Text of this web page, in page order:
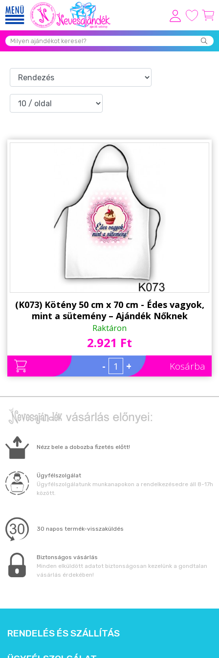
Viszonteladóknak
Grill Party Kellékek ❤️
Egyedi Ajándékok Rendelés
Vicces Pólók
Budapest Ajándéktárgyak
Szülinapi ajándékok
Ajándék Ötletek Férfiaknak
Ajándék Gyerekeknek
Családtagoknak
Névnapi ajándékok
Sport/Hobbi szerint
Állatos ajándéktárgyak
(K073) Kötény 50 cm x 70 cm - Édes vagyok,
mint a sütemény – Ajándék Nőknek
Raktáron
2.921 Ft
- + Kosárba
Nézz bele a dobozba fizetés előtt!
Ügyfélszolgálat
Ügyfélszolgálatunk munkanapokon a rendelkezésedre áll 8-17h
között.
30 napos termék-visszaküldés
Biztonságos vásárlás
Minden elküldött adatot biztonságosan kezelünk a gondtalan
vásárlás érdekében!
RENDELÉS ÉS SZÁLLÍTÁS